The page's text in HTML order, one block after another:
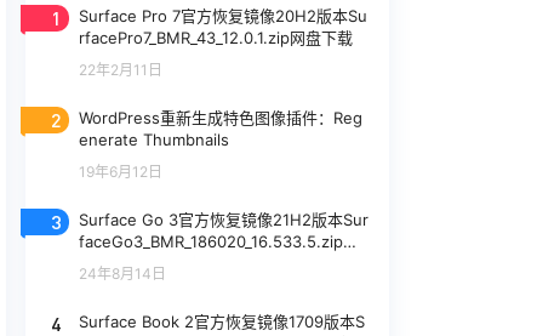
1
Surface Pro 7官方恢复镜像20H2版本Su
rfacePro7_BMR_43_12.0.1.zip网盘下载
22年2月11日
2
WordPress重新生成特色图像插件：Reg
enerate Thumbnails
19年6月12日
3
Surface Go 3官方恢复镜像21H2版本Sur
faceGo3_BMR_186020_16.533.5.zip网
盘下载
24年8月14日
4
Surface Book 2官方恢复镜像1709版本S